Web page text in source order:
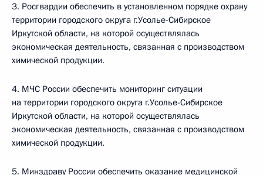
3. Росгвардии обеспечить в установленном порядке охрану
территории городского округа г.Усолье-Сибирское
Иркутской области, на которой осуществлялась
экономическая деятельность, связанная с производством
химической продукции.
4. МЧС России обеспечить мониторинг ситуации
на территории городского округа г.Усолье-Сибирское
Иркутской области, на которой осуществлялась
экономическая деятельность, связанная с производством
химической продукции.
5. Минздраву России обеспечить оказание медицинской